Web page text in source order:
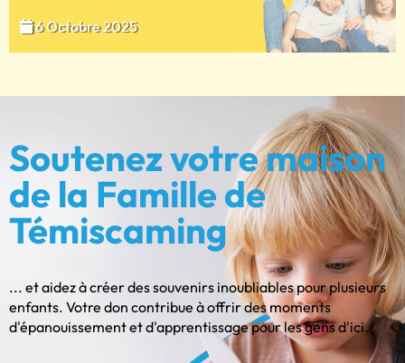
6 Octobre 2025
Soutenez votre maison
de la Famille de
Témiscaming
... et aidez à créer des souvenirs inoubliables pour plusieurs
enfants. Votre don contribue à offrir des moments
d'épanouissement et d'apprentissage pour les gens d'ici.